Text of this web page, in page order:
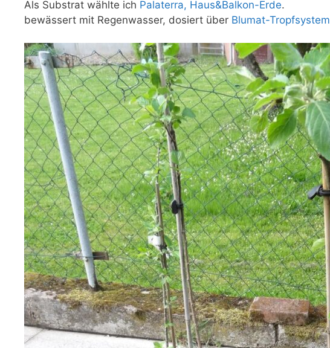
Als Substrat wählte ich Palaterra, Haus&Balkon-Erde.
bewässert mit Regenwasser, dosiert über Blumat-Tropfsystem